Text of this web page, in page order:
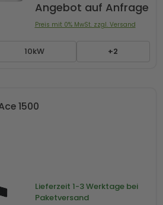
10kW +2
Angebot auf Anfrage
Preis mit 0% MwSt. zzgl. Versand
1500
Lieferzeit 1-3 Werktage bei
Paketversand